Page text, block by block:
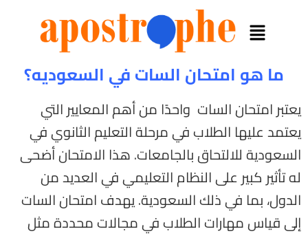
ما هو امتحان السات في السعوديه؟
يعتبر امتحان السات واحدًا من أهم المعايير التي
يعتمد عليها الطلاب في مرحلة التعليم الثانوي في
السعودية للالتحاق بالجامعات. هذا الامتحان أضحى
له تأثير كبير على النظام التعليمي في العديد من
الدول، بما في ذلك السعودية. يهدف امتحان السات
إلى قياس مهارات الطلاب في مجالات محددة مثل